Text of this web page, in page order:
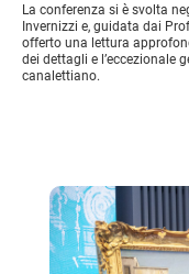
La conferenza si è svolta
Invernizzi e, guidata dai
offerto una lettura
dei dettagli e l’eccezionale
canalettiano.